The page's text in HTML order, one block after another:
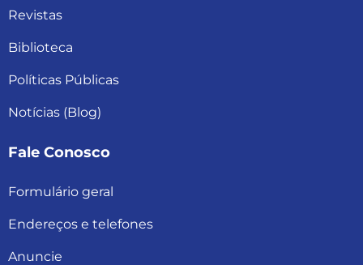
Revistas
Biblioteca
Políticas Públicas
Notícias (Blog)
Fale Conosco
Formulário geral
Endereços e telefones
Anuncie